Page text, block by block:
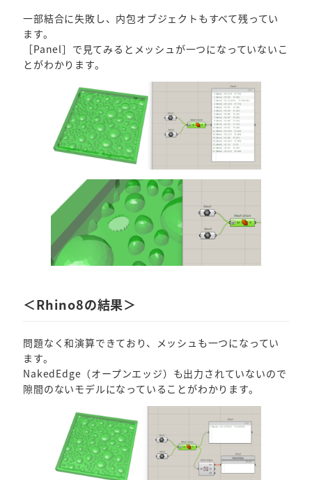
一部結合に失敗し、内包オブジェクトもすべて残ってい
ます。
［Panel］で見てみるとメッシュが一つになっていないこ
とがわかります。
＜Rhino8の結果＞
問題なく和演算できており、メッシュも一つになってい
ます。
NakedEdge（オープンエッジ）も出力されていないので
隙間のないモデルになっていることがわかります。